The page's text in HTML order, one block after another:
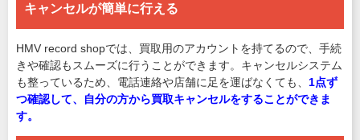
キャンセルが簡単に行える
HMV record shopでは、買取用のアカウントを持てるので、手続
きや確認もスムーズに行うことができます。キャンセルシステム
も整っているため、電話連絡や店舗に足を運ばなくても、 1点ず
つ確認して、自分の方から買取キャンセルをすることができま
す。